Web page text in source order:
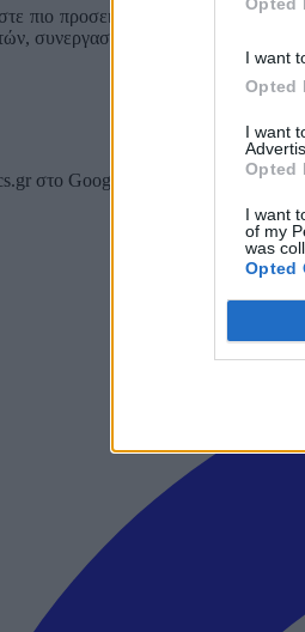
I want
Opted
I want
Opted
I want
of my
was
Opted
πιο προσεκτικοί πριν
συνεργασιών σε περιφερειακά και
στο Google News για να